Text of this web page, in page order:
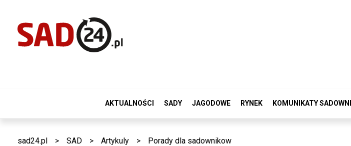
AKTUALNOŚCI SADY JAGODOWE RYNEK KOMUNIKATY
sad24.pl > SAD > Artykuly > Porady dla sadownikow